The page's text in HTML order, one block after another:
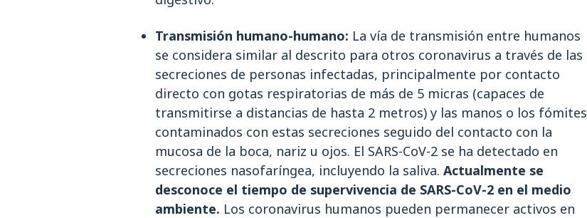
Transmisión humano-humano: La vía de transmisión entre humanos
se considera similar al descrito para otros coronavirus a través de las
secreciones de personas infectadas, principalmente por contacto
directo con gotas respiratorias de más de 5 micras (capaces de
transmitirse a distancias de hasta 2 metros) y las manos o los fómites
contaminados con estas secreciones seguido del contacto con la
mucosa de la boca, nariz u ojos. El SARS-CoV-2 se ha detectado en
secreciones nasofaríngea, incluyendo la saliva. Actualmente se
desconoce el tiempo de supervivencia de SARS-CoV-2 en el medio
ambiente. Los coronavirus humanos pueden permanecer activos en